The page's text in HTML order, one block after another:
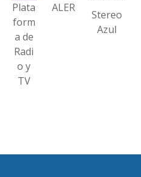
Plata
form
a de
Radi
o y
TV
ALER
Stereo
Azul